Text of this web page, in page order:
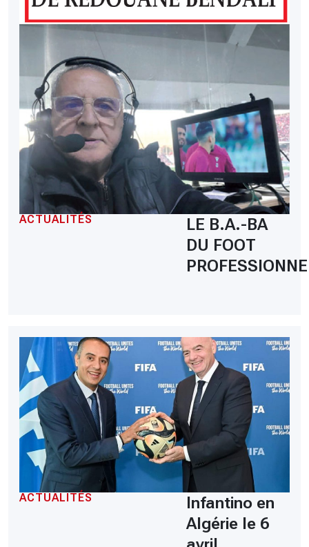
ACTUALITÉS
LE B.A.-BA
DU FOOT
ACTUALITÉS
Infantino en
Algérie le 6